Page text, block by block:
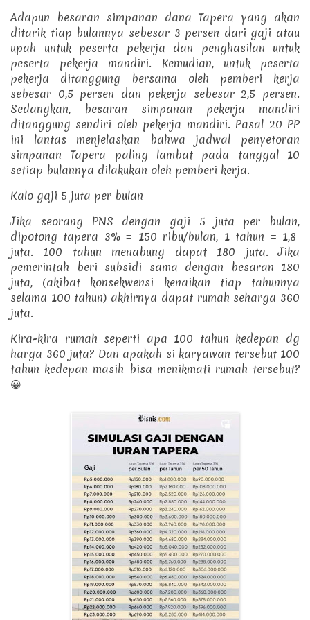
Adapun besaran simpanan dana Tapera yang akan
ditarik tiap bulannya sebesar 3 persen dari gaji atau
upah untuk peserta pekerja dan penghasilan untuk
peserta pekerja mandiri. Kemudian, untuk peserta
pekerja ditanggung bersama oleh pemberi kerja
sebesar 0,5 persen dan pekerja sebesar 2,5 persen.
Sedangkan, besaran simpanan pekerja mandiri
ditanggung sendiri oleh pekerja mandiri. Pasal 20 PP
ini lantas menjelaskan bahwa jadwal penyetoran
simpanan Tapera paling lambat pada tanggal 10
setiap bulannya dilakukan oleh pemberi kerja.
Kalo gaji 5 juta per bulan
Jika seorang PNS dengan gaji 5 juta per bulan,
dipotong tapera 3% = 150 ribu/bulan, 1 tahun = 1,8
juta. 100 tahun menabung dapat 180 juta. Jika
pemerintah beri subsidi sama dengan besaran 180
juta, (akibat konsekwensi kenaikan tiap tahunnya
selama 100 tahun) akhirnya dapat rumah seharga 360
juta.
Kira-kira rumah seperti apa 100 tahun kedepan dg
harga 360 juta? Dan apakah si karyawan tersebut 100
tahun kedepan masih bisa menikmati rumah tersebut?
😀